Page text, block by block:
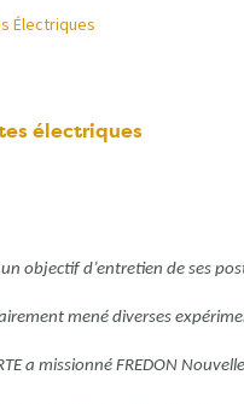
Électriques
électriques
un objectif d’entretien de ses
mené diverses
a missionné FREDON